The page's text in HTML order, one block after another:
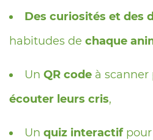
Des curiosités et des
habitudes de chaque
Un QR code à scanner
écouter leurs cris,
Un quiz interactifpour